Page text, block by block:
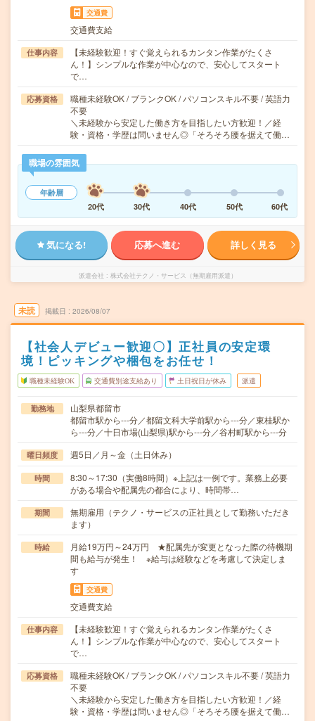
交通費
交通費支給
仕事内容
【未経験歓迎！すぐ覚えられるカンタン作業がたくさ
ん！】シンプルな作業が中心なので、安心してスタート
で…
応募資格
職種未経験OK / ブランクOK / パソコンスキル不要 / 英語力
不要
＼未経験から安定した働き方を目指したい方歓迎！／経
験・資格・学歴は問いません◎「そろそろ腰を据えて働…
職場の雰囲気
年齢層
20代
30代 40代 50代 60代
気になる! 応募へ進む 詳しく見る
派遣会社 株式会社テクノ・サービス（無期雇用派遣）
未読 掲載日 2026/08/07
【社会人デビュー歓迎〇】正社員の安定環
境！ピッキングや梱包をお任せ！
職種未経験OK 交通費別途支給あり 土日祝日が休み 派遣
勤務地
山梨県都留市
都留市駅から---分／都留文科大学前駅から---分／東桂駅か
ら---分／十日市場(山梨県)駅から---分／谷村町駅から---分
曜日頻度 週5日／月～金（土日休み）
時間
8:30～17:30（実働8時間）※上記は一例です。業務上必要
がある場合や配属先の都合により、時間帯…
期間
無期雇用（テクノ・サービスの正社員として勤務いただき
ます）
時給
月給19万円～24万円 ★配属先が変更となった際の待機期
間も給与が発生！ ※給与は経験などを考慮して決定しま
す
交通費
交通費支給
仕事内容
【未経験歓迎！すぐ覚えられるカンタン作業がたくさ
ん！】シンプルな作業が中心なので、安心してスタート
で…
応募資格
職種未経験OK / ブランクOK / パソコンスキル不要 / 英語力
不要
＼未経験から安定した働き方を目指したい方歓迎！／経
験・資格・学歴は問いません◎「そろそろ腰を据えて働…